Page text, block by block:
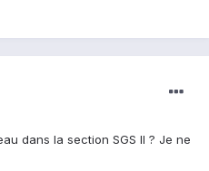
dans la section SGS II ? Je ne